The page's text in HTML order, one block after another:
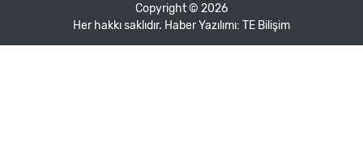
Copyright © 2026
Her hakkı saklıdır. Haber Yazılımı: TE Bilişim